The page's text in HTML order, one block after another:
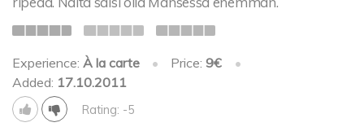
Experience: À la carte • Price:9€
•
Added: 17.10.2011
Rating: -5